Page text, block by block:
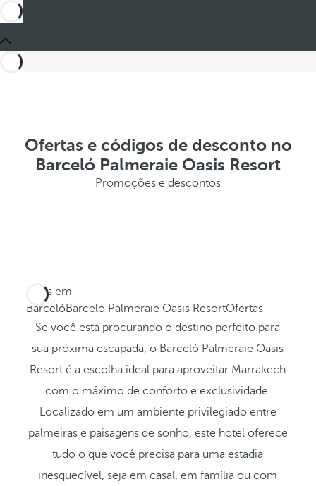
Ofertas e códigos de desconto no
Barceló Palmeraie Oasis Resort
Promoções e descontos
Estes em
BarcelóBarceló Palmeraie Oasis ResortOfertas
Se você está procurando o destino perfeito para
sua próxima escapada, o Barceló Palmeraie Oasis
Resort é a escolha ideal para aproveitar Marrakech
com o máximo de conforto e exclusividade.
Localizado em um ambiente privilegiado entre
palmeiras e paisagens de sonho, este hotel oferece
tudo o que você precisa para uma estadia
inesquecível, seja em casal, em família ou com